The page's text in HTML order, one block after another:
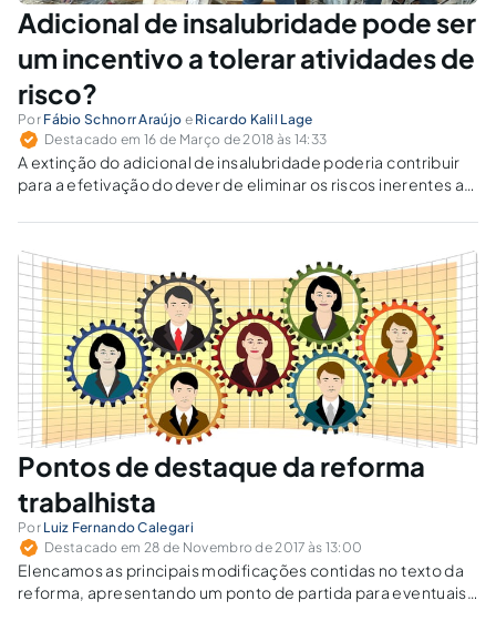
Adicional de insalubridade pode ser
um incentivo a tolerar atividades de
risco?
Por Fábio Schnorr Araújo e Ricardo Kalil Lage
Destacado em 16 de Março de 2018 às 14:33
A extinção do adicional de insalubridade poderia contribuir
para a efetivação do dever de eliminar os riscos inerentes ao
Pontos de destaque da reforma
trabalhista
Por Luiz Fernando Calegari
Destacado em 28 de Novembro de 2017 às 13:00
Elencamos as principais modificações contidas no texto da
reforma, apresentando um ponto de partida para eventuais